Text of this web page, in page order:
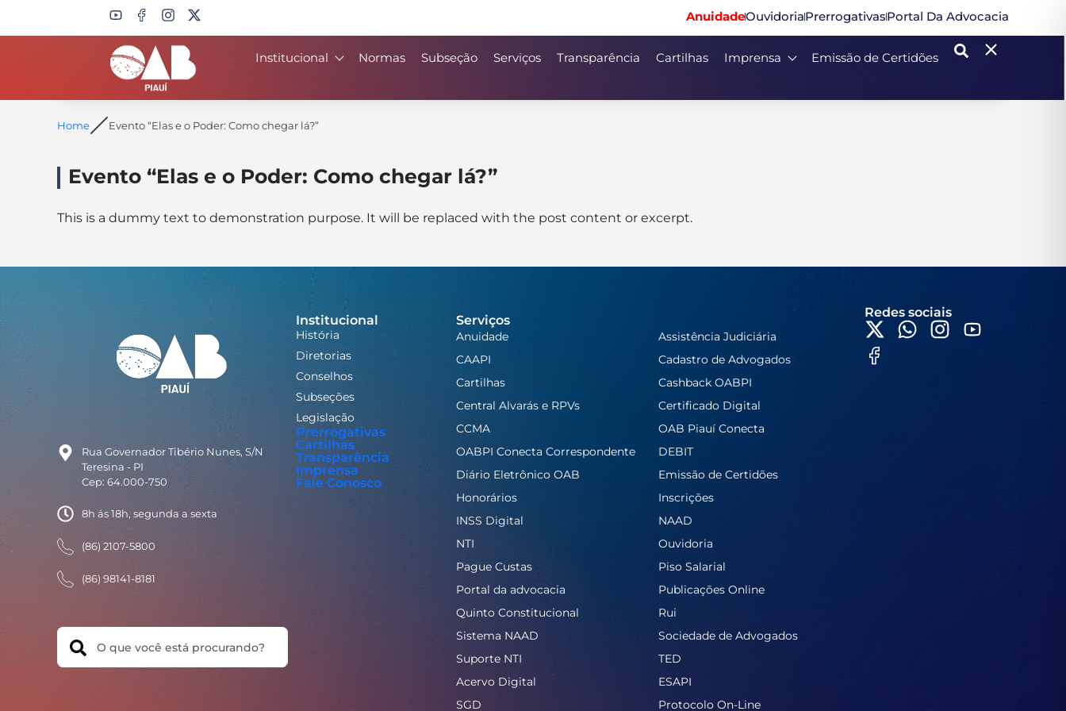
AnuidadeOuvidoriaPrerrogativasPortal Da Advocacia
Institucional Normas Subseção Serviços Transparência Cartilhas Imprensa Emissão de Certidões
Search
Home Evento “Elas e o Poder: Como chegar lá?”
Evento “Elas e o Poder: Como chegar lá?”
This is a dummy text to demonstration purpose. It will be replaced with the post content or excerpt.
Rua Governador Tibério Nunes, S/N
Teresina - PI
Cep: 64.000-750
8h ás 18h, segunda a sexta
(86) 2107-5800
(86) 98141-8181
Search
Institucional
História
Diretorias
Conselhos
Subseções
Legislação
Prerrogativas
Cartilhas
Transparência
Imprensa
Fale Conosco
Serviços
Anuidade
Assistência Judiciária
CAAPI
Cadastro de Advogados
Cartilhas
Cashback OABPI
Central Alvarás e RPVs
Certificado Digital
CCMA
OAB Piauí Conecta
OABPI Conecta Correspondente
DEBIT
Diário Eletrônico OAB
Emissão de Certidões
Honorários
Inscrições
INSS Digital
NAAD
NTI
Ouvidoria
Pague Custas
Piso Salarial
Portal da advocacia
Publicações Online
Quinto Constitucional
Rui
Sistema NAAD
Sociedade de Advogados
Suporte NTI
TED
Acervo Digital
ESAPI
SGD
Protocolo On-Line
Redes sociais